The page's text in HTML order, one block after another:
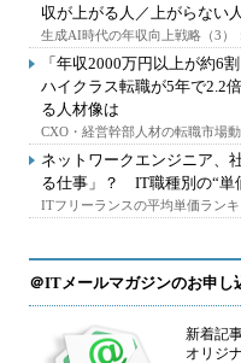
収が上がる人／上がらない人
生成AI時代の年収向上戦略（3）：
「年収2000万円以上が約6
ハイクラス転職が5年で2.2
る人材像は
CXO・経営幹部人材の転職市場動
ネットワークエンジニア、
る仕事」？ IT職種別の“単
ITフリーランスの平均単価ランキ
＠ITメールマガジンのお申し
新着記
オリジ